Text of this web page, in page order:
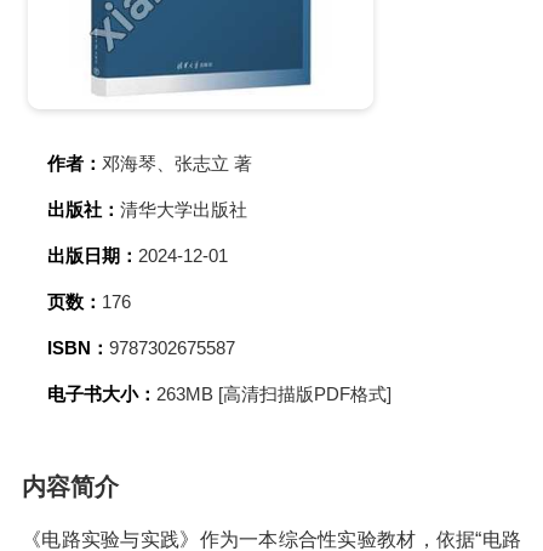
作者： 邓海琴、张志立 著
出版社： 清华大学出版社
出版日期： 2024-12-01
页数： 176
ISBN： 9787302675587
电子书大小： 263MB [高清扫描版PDF格式]
内容简介
《电路实验与实践》作为一本综合性实验教材，依据“电路